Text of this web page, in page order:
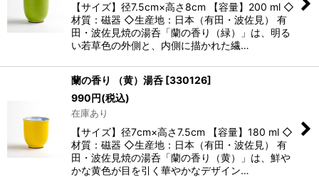
【サイズ】径7.5cm×高さ8cm 【容量】200 ml ◇
材質：磁器 ◇生産地：日本（有田・波佐見） 有
田・波佐見焼の湯呑「蘭の香り（緑）」は、明る
い若草色の外側と、内側に描かれた繊…
蘭の香り （黄）湯呑 [330126]
990円(税込)
在庫あり
【サイズ】径7cm×高さ7.5cm 【容量】180 ml ◇
材質：磁器 ◇生産地：日本（有田・波佐見） 有
田・波佐見焼の湯呑「蘭の香り（黄）」は、鮮や
かな黄色が目を引く華やかなデザイン…